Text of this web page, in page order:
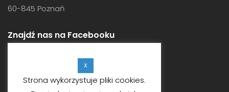
60-845 Poznań
Znajdź nas na Facebooku
X
Strona wykorzystuje pliki cookies.